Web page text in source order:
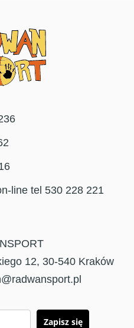
line tel 530 228 221
12, 30-540 Kraków
Zapisz się